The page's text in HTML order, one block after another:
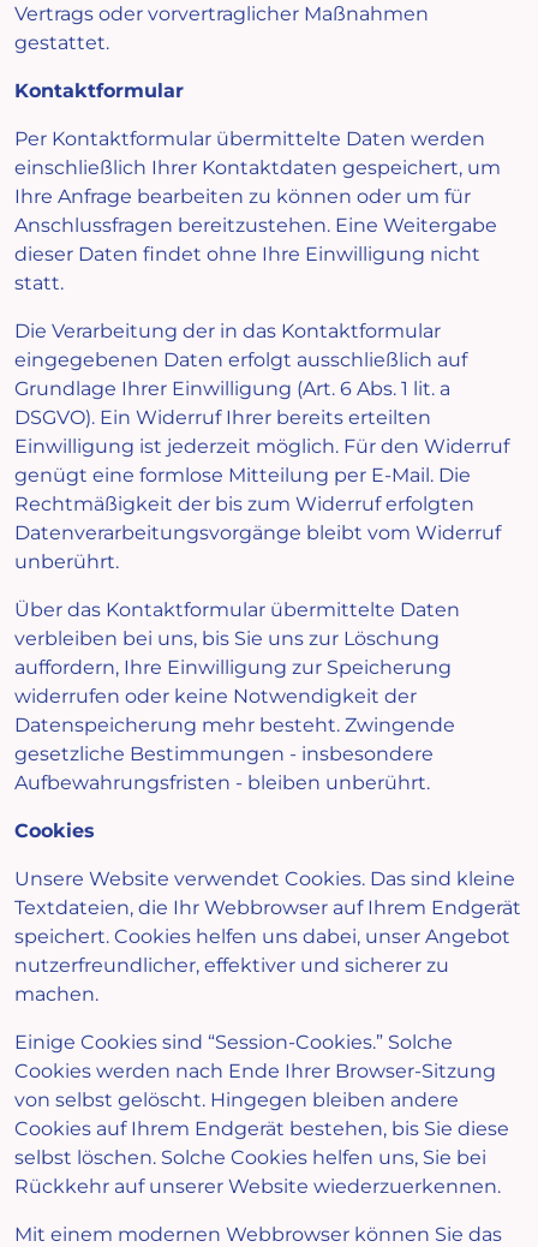
Vertrags oder vorvertraglicher Maßnahmen
gestattet.
Kontaktformular
Per Kontaktformular übermittelte Daten werden
einschließlich Ihrer Kontaktdaten gespeichert, um
Ihre Anfrage bearbeiten zu können oder um für
Anschlussfragen bereitzustehen. Eine Weitergabe
dieser Daten findet ohne Ihre Einwilligung nicht
statt.
Die Verarbeitung der in das Kontaktformular
eingegebenen Daten erfolgt ausschließlich auf
Grundlage Ihrer Einwilligung (Art. 6 Abs. 1 lit. a
DSGVO). Ein Widerruf Ihrer bereits erteilten
Einwilligung ist jederzeit möglich. Für den Widerruf
genügt eine formlose Mitteilung per E-Mail. Die
Rechtmäßigkeit der bis zum Widerruf erfolgten
Datenverarbeitungsvorgänge bleibt vom Widerruf
unberührt.
Über das Kontaktformular übermittelte Daten
verbleiben bei uns, bis Sie uns zur Löschung
auffordern, Ihre Einwilligung zur Speicherung
widerrufen oder keine Notwendigkeit der
Datenspeicherung mehr besteht. Zwingende
gesetzliche Bestimmungen - insbesondere
Aufbewahrungsfristen - bleiben unberührt.
Cookies
Unsere Website verwendet Cookies. Das sind kleine
Textdateien, die Ihr Webbrowser auf Ihrem Endgerät
speichert. Cookies helfen uns dabei, unser Angebot
nutzerfreundlicher, effektiver und sicherer zu
machen.
Einige Cookies sind “Session-Cookies.” Solche
Cookies werden nach Ende Ihrer Browser-Sitzung
von selbst gelöscht. Hingegen bleiben andere
Cookies auf Ihrem Endgerät bestehen, bis Sie diese
selbst löschen. Solche Cookies helfen uns, Sie bei
Rückkehr auf unserer Website wiederzuerkennen.
Mit einem modernen Webbrowser können Sie das